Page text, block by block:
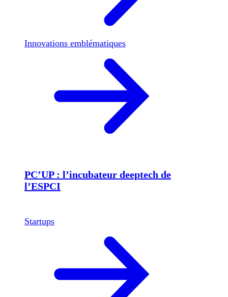
Innovations emblématiques
PC’UP : l’incubateur deeptech de
l’ESPCI
Startups